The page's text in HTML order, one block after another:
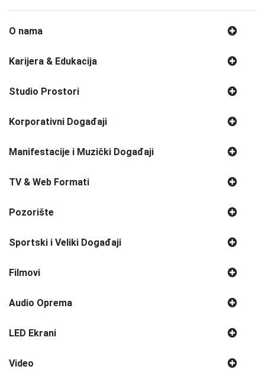
O nama
Karijera & Edukacija
Studio Prostori
Korporativni Događaji
Manifestacije i Muzički Događaji
TV & Web Formati
Pozorište
Sportski i Veliki Događaji
Filmovi
Audio Oprema
LED Ekrani
Video